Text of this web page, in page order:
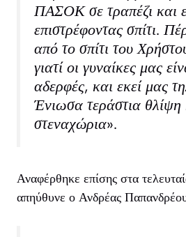
ΠΑΣΟΚ σε τραπέζι και
επιστρέφοντας σπίτι.
από το σπίτι του
γιατί οι γυναίκες μας
αδερφές, και εκεί μας
Ένιωσα τεράστια θλίψη
στεναχώρια».
Αναφέρθηκε επίσης στα
απηύθυνε ο Ανδρέας